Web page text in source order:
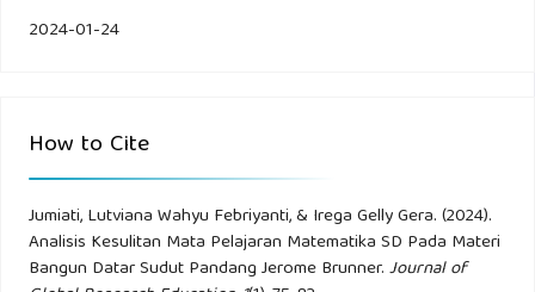
jurnal2020,Vol.6No.2Hal.165
diSDN2MantinganJepara",Mathema Journal,Vol.4No.2Hal.9
2024-01-24
How to Cite
Jumiati, Lutviana Wahyu Febriyanti, & Irega Gelly Gera. (2024).
Analisis Kesulitan Mata Pelajaran Matematika SD Pada Materi
Bangun Datar Sudut Pandang Jerome Brunner.Journal of